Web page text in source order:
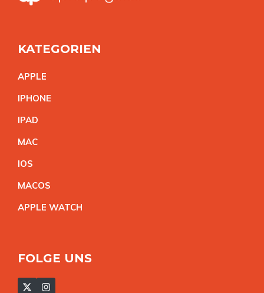
KATEGORIEN
APPLE
IPHONE
IPAD
MAC
IOS
MACOS
APPLE WATCH
FOLGE UNS